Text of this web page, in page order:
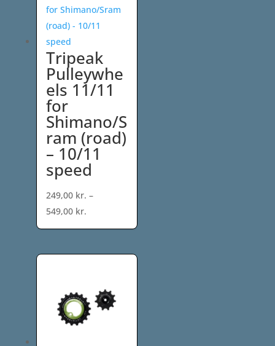
Tripeak
Pulleywhe
els 11/11
for
Shimano/S
ram (road)
– 10/11
speed
249,00 kr. –
549,00 kr.Prisinterval:
249,00 kr.
549,00 kr.